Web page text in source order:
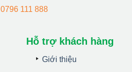
0796 111 888
Hỗ trợ khách hàng
Giới thiệu